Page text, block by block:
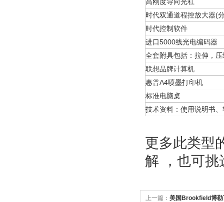
时代双通道程控放大器(
时代控制软件
进口5000线光电编码器
全套附具包括：拉伸，压
联想品牌计算机
惠普A4喷墨打印机
标准电脑桌
技术资料：使用说明书
更多此类型
解
， 也可挑
上一篇： 美国Brookfield博